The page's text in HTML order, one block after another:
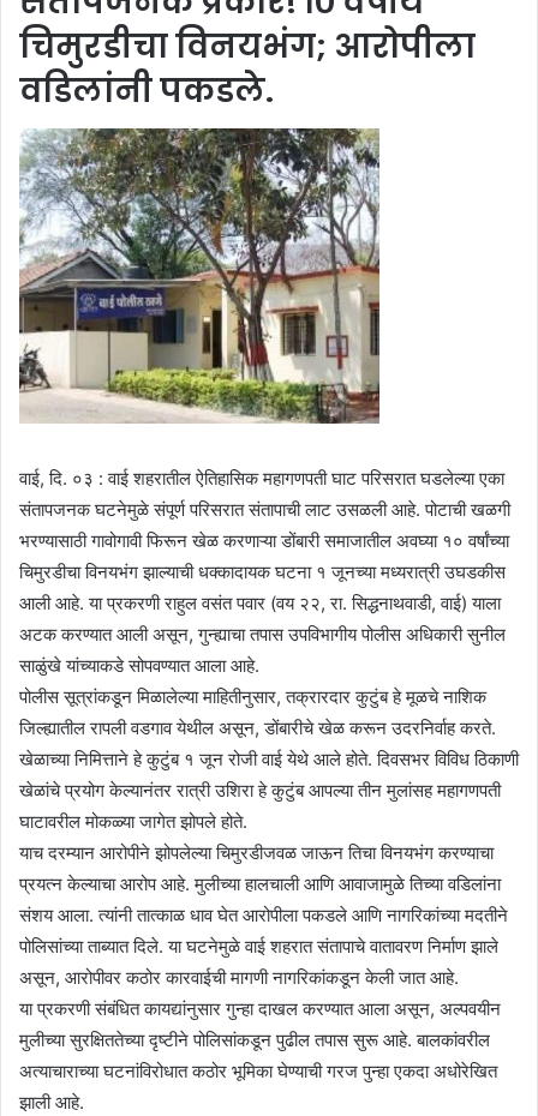
चिमुरडीचा विनयभंग; आरोपीला
वडिलांनी पकडले.
वाई, दि. ०३ : वाई शहरातील ऐतिहासिक महागणपती घाट परिसरात घडलेल्या एका
संतापजनक घटनेमुळे संपूर्ण परिसरात संतापाची लाट उसळली आहे. पोटाची खळगी
भरण्यासाठी गावोगावी फिरून खेळ करणाऱ्या डोंबारी समाजातील अवघ्या १० वर्षांच्या
चिमुरडीचा विनयभंग झाल्याची धक्कादायक घटना १ जूनच्या मध्यरात्री उघडकीस
आली आहे. या प्रकरणी राहुल वसंत पवार (वय २२, रा. सिद्धनाथवाडी, वाई) याला
अटक करण्यात आली असून, गुन्ह्याचा तपास उपविभागीय पोलीस अधिकारी सुनील
साळुंखे यांच्याकडे सोपवण्यात आला आहे.
पोलीस सूत्रांकडून मिळालेल्या माहितीनुसार, तक्रारदार कुटुंब हे मूळचे नाशिक
जिल्ह्यातील रापली वडगाव येथील असून, डोंबारीचे खेळ करून उदरनिर्वाह करते.
खेळाच्या निमित्ताने हे कुटुंब १ जून रोजी वाई येथे आले होते. दिवसभर विविध ठिकाणी
खेळांचे प्रयोग केल्यानंतर रात्री उशिरा हे कुटुंब आपल्या तीन मुलांसह महागणपती
घाटावरील मोकळ्या जागेत झोपले होते.
याच दरम्यान आरोपीने झोपलेल्या चिमुरडीजवळ जाऊन तिचा विनयभंग करण्याचा
प्रयत्न केल्याचा आरोप आहे. मुलीच्या हालचाली आणि आवाजामुळे तिच्या वडिलांना
संशय आला. त्यांनी तात्काळ धाव घेत आरोपीला पकडले आणि नागरिकांच्या मदतीने
पोलिसांच्या ताब्यात दिले. या घटनेमुळे वाई शहरात संतापाचे वातावरण निर्माण झाले
असून, आरोपीवर कठोर कारवाईची मागणी नागरिकांकडून केली जात आहे.
या प्रकरणी संबंधित कायद्यांनुसार गुन्हा दाखल करण्यात आला असून, अल्पवयीन
मुलीच्या सुरक्षिततेच्या दृष्टीने पोलिसांकडून पुढील तपास सुरू आहे. बालकांवरील
अत्याचाराच्या घटनांविरोधात कठोर भूमिका घेण्याची गरज पुन्हा एकदा अधोरेखित
झाली आहे.